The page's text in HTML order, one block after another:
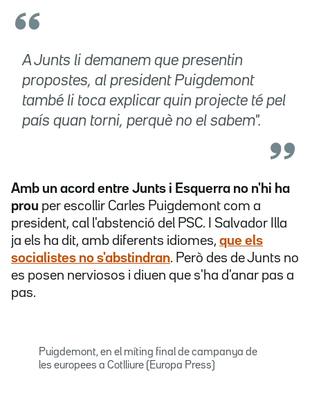
A Junts li demanem que presentin
propostes, al president Puigdemont
també li toca explicar quin projecte té pel
país quan torni, perquè no el sabem".
Amb un acord entre Junts i Esquerra no n'hi ha
prou per escollir Carles Puigdemont com a
president, cal l'abstenció del PSC. I Salvador Illa
ja els ha dit, amb diferents idiomes, que els
socialistes no s'abstindran. Però des de Junts no
es posen nerviosos i diuen que s'ha d'anar pas a
pas.
Puigdemont, en el míting final de campanya de
les europees a Cotlliure (Europa Press)